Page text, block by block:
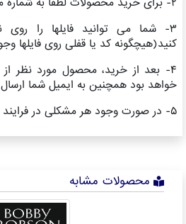
۳- شما می توانید فایلها را روی
کنید(هیچگونه کد یا قفلی روی فایلها
۴- بعد از خرید، محصول مورد نظر از
خواهد بود همچنین به ایمیل شما
محصولات مشابه